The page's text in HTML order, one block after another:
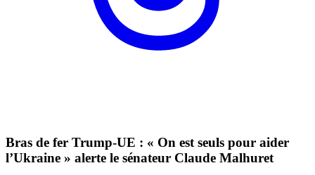
Bras de fer Trump-UE : « On est seuls pour aider
l’Ukraine » alerte le sénateur Claude Malhuret